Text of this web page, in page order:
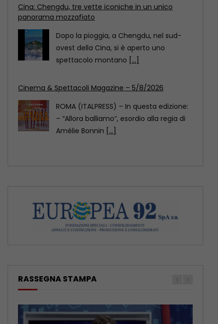
Cinema & Spettacoli Magazine – 5/8/2026
– “Allora balliamo”, esordio alla regia di
Amélie Bonnin[...]
durante la Festa delle torce
Voci celestiali! Vestiti con i tradizionali
costumi dell’etnia Yi, questi bambini di
Liangshan, nel sud-ovest
RASSEGNA STAMPA